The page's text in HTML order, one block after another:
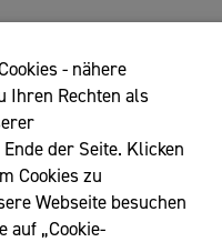
- nähere
Ihren Rechten als
der Seite. Klicken
Cookies zu
Webseite besuchen
auf „Cookie-
einschließen:
Exakter